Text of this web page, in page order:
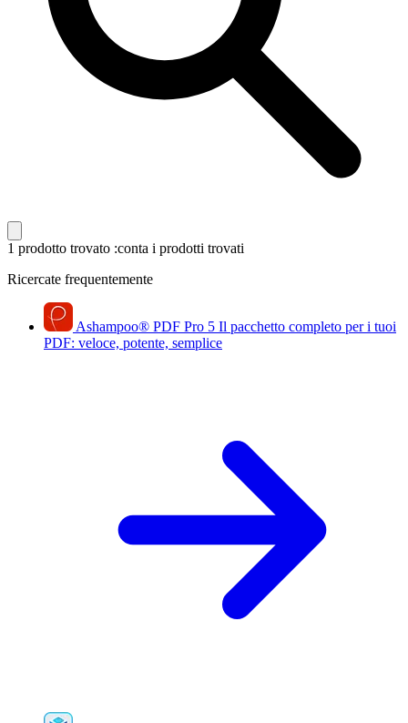
1 prodotto trovato :conta i prodotti trovati
Ricercate frequentemente
Ashampoo® PDF Pro 5 Il pacchetto completo per i tuoi
PDF: veloce, potente, semplice